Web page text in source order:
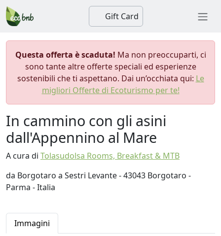
Gift Card
Questa offerta è scaduta! Ma non preoccuparti, ci
sono tante altre offerte speciali ed esperienze
sostenibili che ti aspettano. Dai un’occhiata qui: Le
migliori Offerte di Ecoturismo per te!
In cammino con gli asini
dall'Appennino al Mare
A cura di Tolasudolsa Rooms, Breakfast & MTB
da Borgotaro a Sestri Levante - 43043 Borgotaro -
Parma - Italia
Immagini